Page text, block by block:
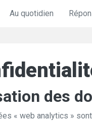
Au quotidien
des
« web analytics »